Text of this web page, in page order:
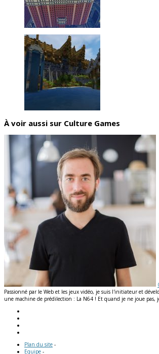
À voir aussi sur Culture Games
Passionné par le Web et les jeux vidéo, je suis l'initiateur et
une machine de prédilection : La N64 ! Et quand je ne joue pas,
Plan du site -
Equipe -